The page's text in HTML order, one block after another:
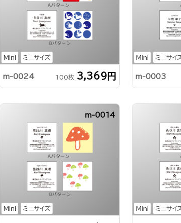
Mini ミニサイズ
m-0024 100枚 3,369円
Mini ミニサイ
m-0003
Mini ミニサイズ
m-0014
Mini ミニサイ